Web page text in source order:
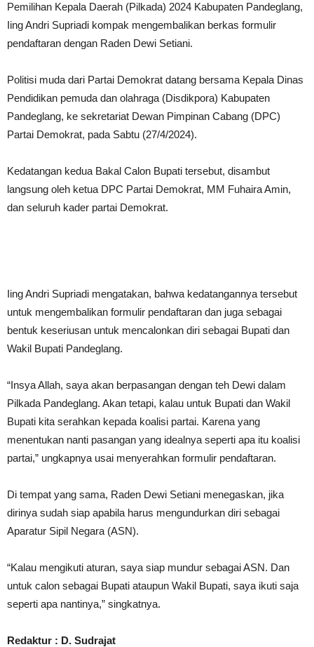
Pemilihan Kepala Daerah (Pilkada) 2024 Kabupaten Pandeglang,
Iing Andri Supriadi kompak mengembalikan berkas formulir
pendaftaran dengan Raden Dewi Setiani.
Politisi muda dari Partai Demokrat datang bersama Kepala Dinas
Pendidikan pemuda dan olahraga (Disdikpora) Kabupaten
Pandeglang, ke sekretariat Dewan Pimpinan Cabang (DPC)
Partai Demokrat, pada Sabtu (27/4/2024).
Kedatangan kedua Bakal Calon Bupati tersebut, disambut
langsung oleh ketua DPC Partai Demokrat, MM Fuhaira Amin,
dan seluruh kader partai Demokrat.
Iing Andri Supriadi mengatakan, bahwa kedatangannya tersebut
untuk mengembalikan formulir pendaftaran dan juga sebagai
bentuk keseriusan untuk mencalonkan diri sebagai Bupati dan
Wakil Bupati Pandeglang.
“Insya Allah, saya akan berpasangan dengan teh Dewi dalam
Pilkada Pandeglang. Akan tetapi, kalau untuk Bupati dan Wakil
Bupati kita serahkan kepada koalisi partai. Karena yang
menentukan nanti pasangan yang idealnya seperti apa itu koalisi
partai,” ungkapnya usai menyerahkan formulir pendaftaran.
Di tempat yang sama, Raden Dewi Setiani menegaskan, jika
dirinya sudah siap apabila harus mengundurkan diri sebagai
Aparatur Sipil Negara (ASN).
“Kalau mengikuti aturan, saya siap mundur sebagai ASN. Dan
untuk calon sebagai Bupati ataupun Wakil Bupati, saya ikuti saja
seperti apa nantinya,” singkatnya.
Redaktur : D. Sudrajat